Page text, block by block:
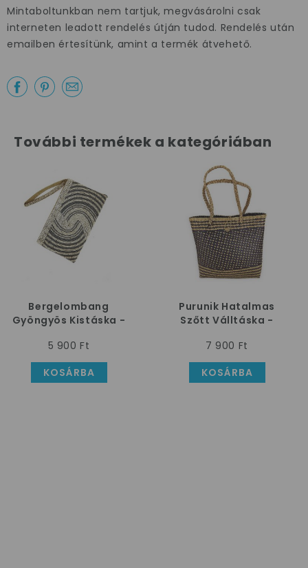
Mintaboltunkban nem tartjuk, megvásárolni csak
interneten leadott rendelés útján tudod. Rendelés után
emailben értesítünk, amint a termék átvehető.
További termékek a kategóriában
Bergelombang
Gyöngyös Kistáska -
5 900 Ft
KOSÁRBA
Purunik Hatalmas
Szőtt Válltáska -
7 900 Ft
KOSÁRBA
Az első
vásárlásodhoz
kedveskedni egy
kuponnal.